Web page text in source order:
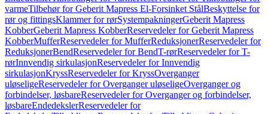
varmeTilbehør for Geberit Mapress El-Forsinket StålBeskyttelse for
rør og fittingsKlammer for rørSystempakningerGeberit Mapress
KobberGeberit Mapress KobberReservedeler for Geberit Mapress
KobberMufferReservedeler for MufferReduksjonerReservedeler for
ReduksjonerBendReservedeler for BendT-rørReservedeler for T-
rørInnvendig sirkulasjonReservedeler for Innvendig
sirkulasjonKryssReservedeler for KryssOverganger
uløseligeReservedeler for Overganger uløseligeOverganger og
forbindelser, løsbareReservedeler for Overganger og forbindelser,
løsbareEndedekslerReservedeler for